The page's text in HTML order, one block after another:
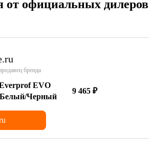
от официальных дилеров
бренда
EVO
Белый/Черный
9 465 ₽